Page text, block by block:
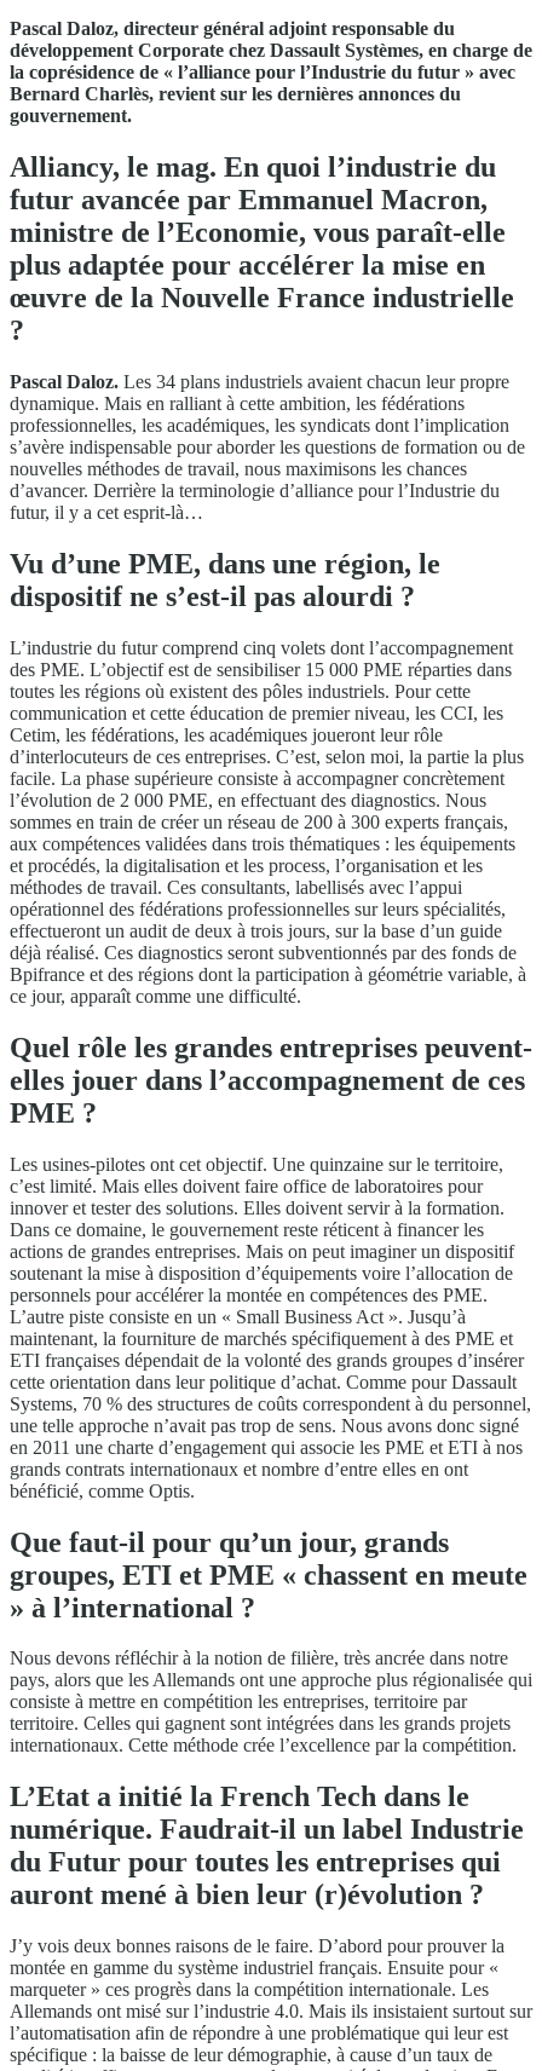
Pascal Daloz, directeur général adjoint responsable du
développement Corporate chez Dassault Systèmes, en charge de
la coprésidence de « l’alliance pour l’Industrie du futur » avec
Bernard Charlès, revient sur les dernières annonces du
gouvernement.
Alliancy, le mag. En quoi l’industrie du
futur avancée par Emmanuel Macron,
ministre de l’Economie, vous paraît-elle
plus adaptée pour accélérer la mise en
œuvre de la Nouvelle France industrielle
?
Pascal Daloz. Les 34 plans industriels avaient chacun leur propre
dynamique. Mais en ralliant à cette ambition, les fédérations
professionnelles, les académiques, les syndicats dont l’implication
s’avère indispensable pour aborder les questions de formation ou de
nouvelles méthodes de travail, nous maximisons les chances
d’avancer. Derrière la terminologie d’alliance pour l’Industrie du
futur, il y a cet esprit-là…
Vu d’une PME, dans une région, le
dispositif ne s’est-il pas alourdi ?
L’industrie du futur comprend cinq volets dont l’accompagnement
des PME. L’objectif est de sensibiliser 15 000 PME réparties dans
toutes les régions où existent des pôles industriels. Pour cette
communication et cette éducation de premier niveau, les CCI, les
Cetim, les fédérations, les académiques joueront leur rôle
d’interlocuteurs de ces entreprises. C’est, selon moi, la partie la plus
facile. La phase supérieure consiste à accompagner concrètement
l’évolution de 2 000 PME, en effectuant des diagnostics. Nous
sommes en train de créer un réseau de 200 à 300 experts français,
aux compétences validées dans trois thématiques : les équipements
et procédés, la digitalisation et les process, l’organisation et les
méthodes de travail. Ces consultants, labellisés avec l’appui
opérationnel des fédérations professionnelles sur leurs spécialités,
effectueront un audit de deux à trois jours, sur la base d’un guide
déjà réalisé. Ces diagnostics seront subventionnés par des fonds de
Bpifrance et des régions dont la participation à géométrie variable, à
ce jour, apparaît comme une difficulté.
Quel rôle les grandes entreprises peuvent-
elles jouer dans l’accompagnement de ces
PME ?
Les usines-pilotes ont cet objectif. Une quinzaine sur le territoire,
c’est limité. Mais elles doivent faire office de laboratoires pour
innover et tester des solutions. Elles doivent servir à la formation.
Dans ce domaine, le gouvernement reste réticent à financer les
actions de grandes entreprises. Mais on peut imaginer un dispositif
soutenant la mise à disposition d’équipements voire l’allocation de
personnels pour accélérer la montée en compétences des PME.
L’autre piste consiste en un « Small Business Act ». Jusqu’à
maintenant, la fourniture de marchés spécifiquement à des PME et
ETI françaises dépendait de la volonté des grands groupes d’insérer
cette orientation dans leur politique d’achat. Comme pour Dassault
Systems, 70 % des structures de coûts correspondent à du personnel,
une telle approche n’avait pas trop de sens. Nous avons donc signé
en 2011 une charte d’engagement qui associe les PME et ETI à nos
grands contrats internationaux et nombre d’entre elles en ont
bénéficié, comme Optis.
Que faut-il pour qu’un jour, grands
groupes, ETI et PME « chassent en meute
» à l’international ?
Nous devons réfléchir à la notion de filière, très ancrée dans notre
pays, alors que les Allemands ont une approche plus régionalisée qui
consiste à mettre en compétition les entreprises, territoire par
territoire. Celles qui gagnent sont intégrées dans les grands projets
internationaux. Cette méthode crée l’excellence par la compétition.
L’Etat a initié la French Tech dans le
numérique. Faudrait-il un label Industrie
du Futur pour toutes les entreprises qui
auront mené à bien leur (r)évolution ?
J’y vois deux bonnes raisons de le faire. D’abord pour prouver la
montée en gamme du système industriel français. Ensuite pour «
marqueter » ces progrès dans la compétition internationale. Les
Allemands ont misé sur l’industrie 4.0. Mais ils insistaient surtout sur
l’automatisation afin de répondre à une problématique qui leur est
spécifique : la baisse de leur démographie, à cause d’un taux de